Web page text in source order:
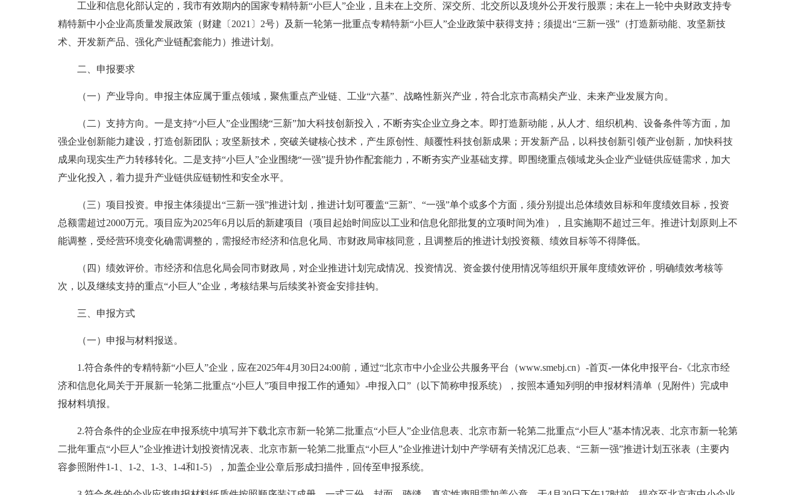
工业和信息化部认定的，我市有效期内的国家专精特新“小巨人”企业，且未在上交所、深交所、北交所以及境外公开发行股票；未在上一轮中央财政支持专
精特新中小企业高质量发展政策（财建〔2021〕2号）及新一轮第一批重点专精特新“小巨人”企业政策中获得支持；须提出“三新一强”（打造新动能、攻坚新技
术、开发新产品、强化产业链配套能力）推进计划。
二、申报要求
（一）产业导向。申报主体应属于重点领域，聚焦重点产业链、工业“六基”、战略性新兴产业，符合北京市高精尖产业、未来产业发展方向。
（二）支持方向。一是支持“小巨人”企业围绕“三新”加大科技创新投入，不断夯实企业立身之本。即打造新动能，从人才、组织机构、设备条件等方面，加
强企业创新能力建设，打造创新团队；攻坚新技术，突破关键核心技术，产生原创性、颠覆性科技创新成果；开发新产品，以科技创新引领产业创新，加快科技
成果向现实生产力转移转化。二是支持“小巨人”企业围绕“一强”提升协作配套能力，不断夯实产业基础支撑。即围绕重点领域龙头企业产业链供应链需求，加大
产业化投入，着力提升产业链供应链韧性和安全水平。
（三）项目投资。申报主体须提出“三新一强”推进计划，推进计划可覆盖“三新”、“一强”单个或多个方面，须分别提出总体绩效目标和年度绩效目标，投资
总额需超过2000万元。项目应为2025年6月以后的新建项目（项目起始时间应以工业和信息化部批复的立项时间为准），且实施期不超过三年。推进计划原则上不
能调整，受经营环境变化确需调整的，需报经市经济和信息化局、市财政局审核同意，且调整后的推进计划投资额、绩效目标等不得降低。
（四）绩效评价。市经济和信息化局会同市财政局，对企业推进计划完成情况、投资情况、资金拨付使用情况等组织开展年度绩效评价，明确绩效考核等
次，以及继续支持的重点“小巨人”企业，考核结果与后续奖补资金安排挂钩。
三、申报方式
（一）申报与材料报送。
1.符合条件的专精特新“小巨人”企业，应在2025年4月30日24:00前，通过“北京市中小企业公共服务平台（www.smebj.cn）-首页-一体化申报平台-《北京市经
济和信息化局关于开展新一轮第二批重点“小巨人”项目申报工作的通知》-申报入口”（以下简称申报系统），按照本通知列明的申报材料清单（见附件）完成申
报材料填报。
2.符合条件的企业应在申报系统中填写并下载北京市新一轮第二批重点“小巨人”企业信息表、北京市新一轮第二批重点“小巨人”基本情况表、北京市新一轮第
二批年重点“小巨人”企业推进计划投资情况表、北京市新一轮第二批重点“小巨人”企业推进计划中产学研有关情况汇总表、“三新一强”推进计划五张表（主要内
容参照附件1-1、1-2、1-3、1-4和1-5），加盖企业公章后形成扫描件，回传至申报系统。